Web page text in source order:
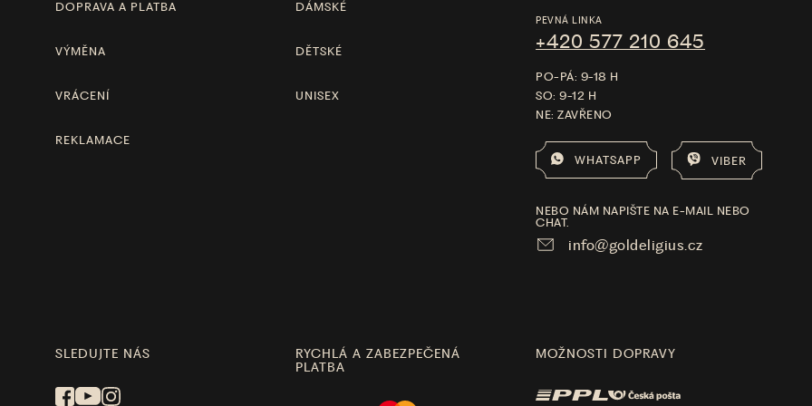
DOPRAVA A PLATBA
VÝMĚNA
VRÁCENÍ
REKLAMACE
DÁMSKÉ
DĚTSKÉ
UNISEX
PEVNÁ LINKA
+420 577 210 645
PO-PÁ: 9-18 H
SO: 9-12 H
NE: ZAVŘENO
WHATSAPP VIBER
NEBO NÁM NAPIŠTE NA E-MAIL NEBO
CHAT.
info@goldeligius.cz
SLEDUJTE NÁS
RYCHLÁ A ZABEZPEČENÁ
PLATBA
MOŽNOSTI DOPRAVY